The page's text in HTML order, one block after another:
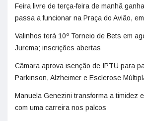
Feira livre de terça-feira de manhã
passa a funcionar na Praça do Avião,
Valinhos terá 10º Torneio de Bets em
Jurema; inscrições abertas
Câmara aprova isenção de IPTU para
Parkinson, Alzheimer e Esclerose
Manuela Genezini transforma a timidez
com uma carreira nos palcos